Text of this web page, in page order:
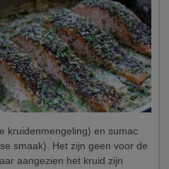
kruidenmengeling) en sumac
smaak). Het zijn geen voor de
aangezien het kruid zijn